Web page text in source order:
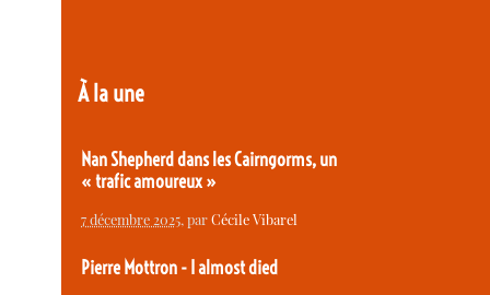
À la une
Nan Shepherd dans les Cairngorms, un
« trafic amoureux »
7 décembre 2025, parCécile Vibarel
Pierre Mottron - I almost died